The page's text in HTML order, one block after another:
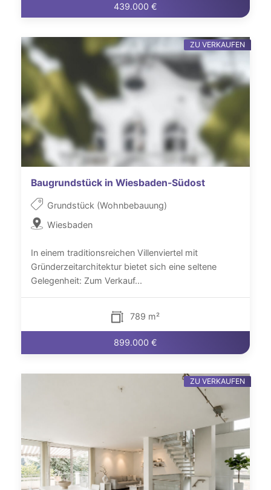
439.000 €
Baugrundstück in Wiesbaden-Südost
Grundstück (Wohnbebauung)
Wiesbaden
In einem traditionsreichen Villenviertel mit
Gründerzeitarchitektur bietet sich eine seltene
Gelegenheit: Zum Verkauf...
789 m²
899.000 €
ZU VERKAUFEN
ZU VERKAUFEN